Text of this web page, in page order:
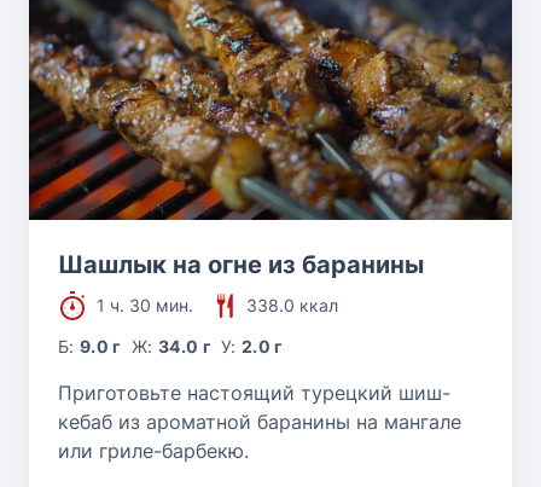
Шашлык на огне из баранины
1 ч. 30 мин.
338.0 ккал
Б:9.0 г Ж: 34.0 г У:2.0 г
Приготовьте настоящий турецкий шиш-
кебаб из ароматной баранины на мангале
или гриле-барбекю.